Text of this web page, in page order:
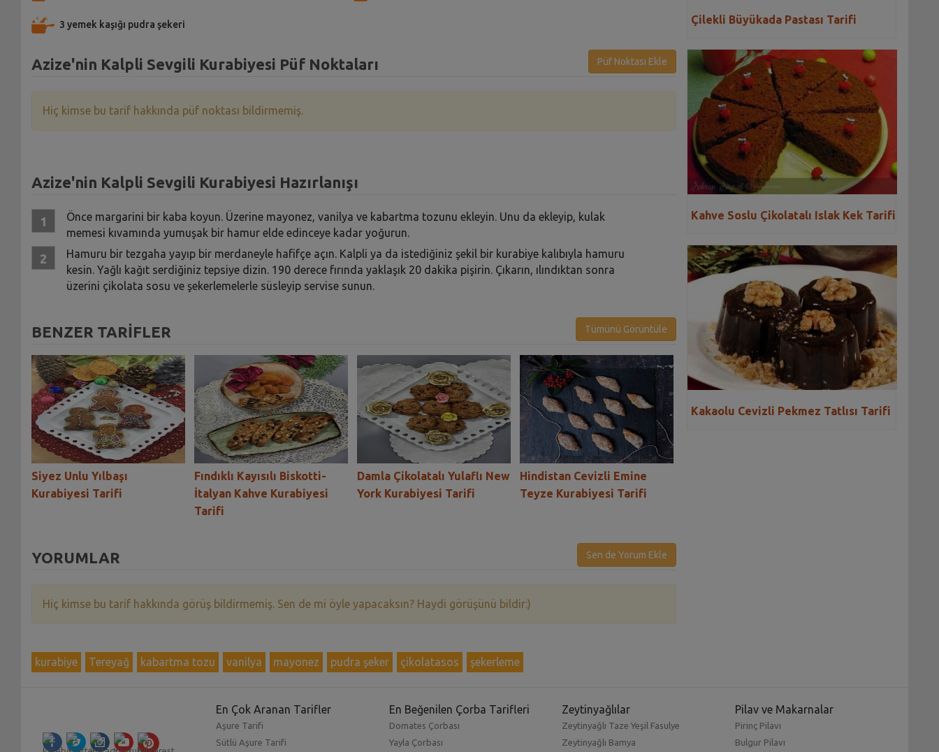
3 yemek kaşığı pudra şekeri
Azize'nin Kalpli Sevgili Kurabiyesi Püf Noktaları Püf Noktası Ekle
Hiç kimse bu tarif hakkında püf noktası bildirmemiş.
Azize'nin Kalpli Sevgili Kurabiyesi Hazırlanışı
Önce margarini bir kaba koyun. Üzerine mayonez, vanilya ve kabartma tozunu ekleyin. Unu da ekleyip, kulak
memesi kıvamında yumuşak bir hamur elde edinceye kadar yoğurun.
Hamuru bir tezgaha yayıp bir merdaneyle hafifçe açın. Kalpli ya da istediğiniz şekil bir kurabiye kalıbıyla hamuru
kesin. Yağlı kağıt serdiğiniz tepsiye dizin. 190 derece fırında yaklaşık 20 dakika pişirin. Çıkarın, ılındıktan sonra
üzerini çikolata sosu ve şekerlemelerle süsleyip servise sunun.
BENZER TARİFLER Tümünü Görüntüle
Siyez Unlu Yılbaşı
Kurabiyesi Tarifi
Fındıklı Kayısılı Biskotti-
İtalyan Kahve Kurabiyesi
Tarifi
Damla Çikolatalı Yulaflı New
York Kurabiyesi Tarifi
Hindistan Cevizli Emine
Teyze Kurabiyesi Tarifi
YORUMLAR Sen de Yorum Ekle
Hiç kimse bu tarif hakkında görüş bildirmemiş. Sen de mi öyle yapacaksın? Haydi görüşünü bildir:)
kurabiye Tereyağ kabartma tozu vanilya mayonez pudra şeker çikolatasos şekerleme
Çilekli Büyükada Pastası Tarifi
Kahve Soslu Çikolatalı Islak Kek Tarifi
Kakaolu Cevizli Pekmez Tatlısı Tarifi
En Çok Aranan Tarifler
Aşure Tarifi
Sütlü Aşure Tarifi
En Beğenilen Çorba Tarifleri
Domates Çorbası
Yayla Çorbası
Zeytinyağlılar
Zeytinyağlı Taze Yeşil Fasulye
Zeytinyağlı Bamya
Pilav ve Makarnalar
Pirinç Pilavı
Bulgur Pilavı